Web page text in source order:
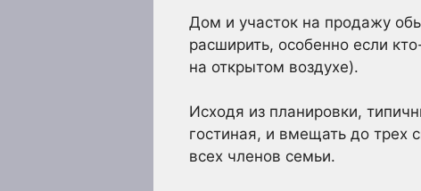
Дом и участок на продажу
расширить, особенно если
на открытом воздухе).
Исходя из планировки,
гостиная, и вмещать до трех
всех членов семьи.